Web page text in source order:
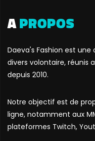
APROPOS
Daeva's Fashion est
divers volontaire, réunis
depuis 2010.
Notre objectif est de
ligne, notamment aux
plateformes Twitch,